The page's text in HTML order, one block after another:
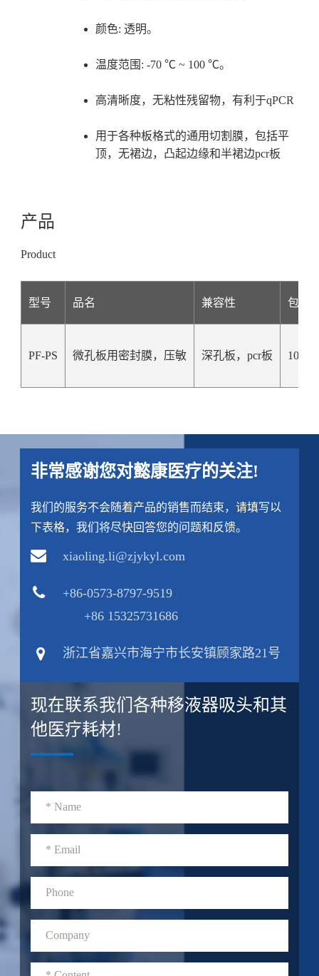
颜色: 透明。
温度范围: -70 ℃ ~ 100 ℃。
高清晰度，无粘性残留物，有利于qPCR
用于各种板格式的通用切割膜，包括平
顶，无裙边，凸起边缘和半裙边pcr板
产品
Product
型号 品名 兼容性 包装
PF-PS 微孔板用密封膜，压敏 深孔板，pcr板 100个
非常感谢您对懿康医疗的关注!
我们的服务不会随着产品的销售而结束，请填写以
下表格，我们将尽快回答您的问题和反馈。
xiaoling.li@zjykyl.com
+86-0573-8797-9519
+86 15325731686
浙江省嘉兴市海宁市长安镇顾家路21号
现在联系我们各种移液器吸头和其
他医疗耗材!